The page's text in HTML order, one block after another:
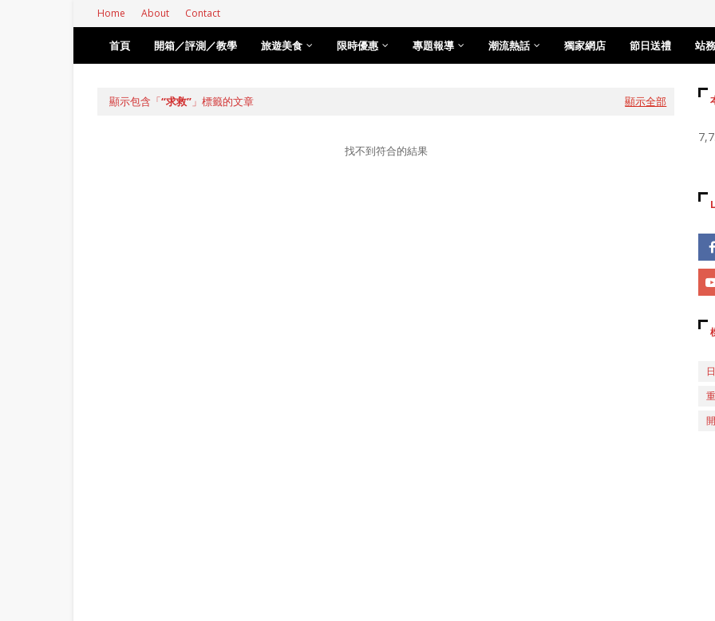
Home About Contact
首頁 開箱／評測／教學 旅遊美食 限時優惠 專題報導 潮流熱話 獨家網店 節日送禮 站
顯示包含「 求救 」標籤的文章 顯示全部
找不到符合的結果